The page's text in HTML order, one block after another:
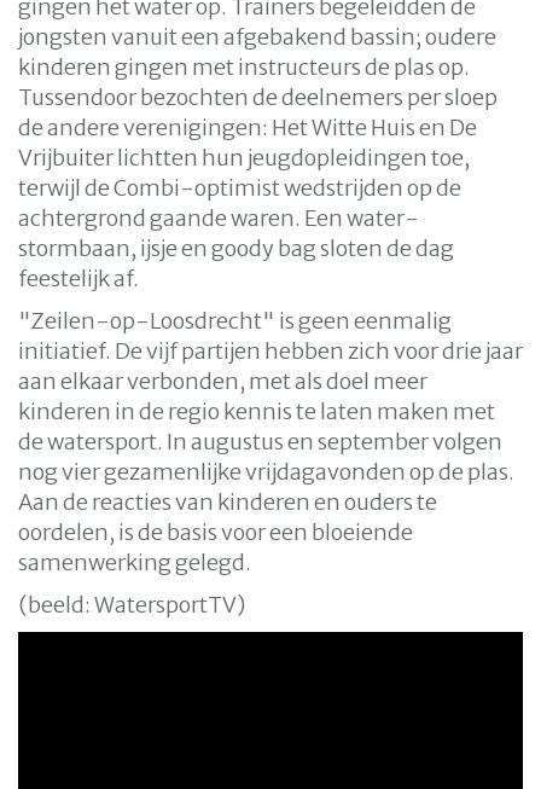
gingen het water op. Trainers begeleidden de
jongsten vanuit een afgebakend bassin; oudere
kinderen gingen met instructeurs de plas op.
Tussendoor bezochten de deelnemers per sloep
de andere verenigingen: Het Witte Huis en De
Vrijbuiter lichtten hun jeugdopleidingen toe,
terwijl de Combi-optimist wedstrijden op de
achtergrond gaande waren. Een water-
stormbaan, ijsje en goody bag sloten de dag
feestelijk af.
"Zeilen-op-Loosdrecht" is geen eenmalig
initiatief. De vijf partijen hebben zich voor drie jaar
aan elkaar verbonden, met als doel meer
kinderen in de regio kennis te laten maken met
de watersport. In augustus en september volgen
nog vier gezamenlijke vrijdagavonden op de plas.
Aan de reacties van kinderen en ouders te
oordelen, is de basis voor een bloeiende
samenwerking gelegd.
(beeld: WatersportTV)